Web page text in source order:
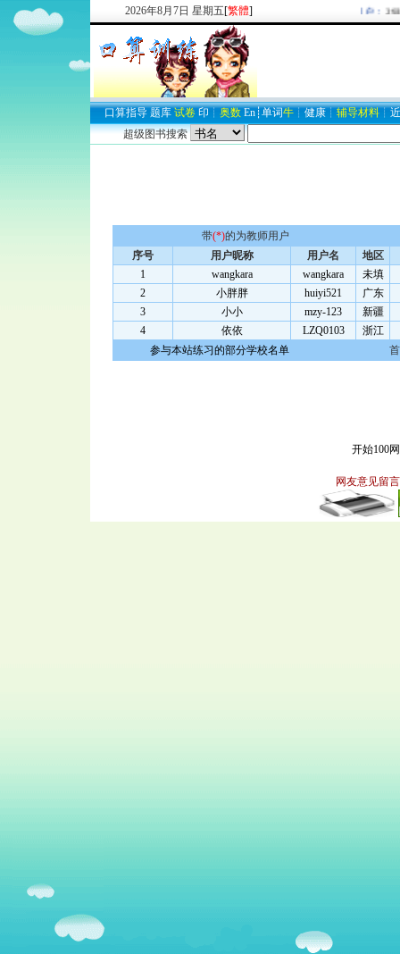
2026年8月 7日 星期五[繁體] 欢迎新注册用户：
口算指导 题库 试卷 印 ┊ 奥数 En ┊ 单词牛 ┊ 健康 ┊ 辅导材料 ┊
超级图书搜索
带(*)的为教师用户
序号
用户昵称 用户名
地区
1
wangkara wangkara
未填
2
小胖胖 huiyi521
广东
3
小小 mzy-123
新疆
4
依依 LZQ0103
浙江
参与本站练习的部分学校名单
开始100
网友意见留